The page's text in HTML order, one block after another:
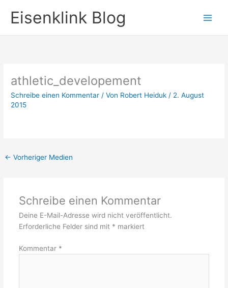
InhaltEisenklink Blog
athletic_developement
Schreibe einen Kommentar / Von Robert Heiduk / 2. August
2015
← Vorheriger Medien
Schreibe einen Kommentar
Deine E-Mail-Adresse wird nicht veröffentlicht.
Erforderliche Felder sind mit * markiert
Kommentar *